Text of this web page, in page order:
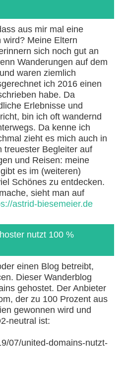
aus mir mal eine
wird? Meine Eltern
sich noch gut an
Wanderungen auf dem
waren ziemlich
ich 2016 einen
habe. Da
Erlebnisse und
bin ich oft wandernd
Da kenne ich
zieht es mich auch in
treuester Begleiter auf
und Reisen: meine
es im (weiteren)
Schönes zu entdecken.
sieht man auf
astrid-biesemeier.de
nutzt 100 %
einen Blog betreibt,
Dieser Wanderblog
gehostet. Der Anbieter
der zu 100 Prozent aus
gewonnen wird und
neutral ist:
07/united-domains-nutzt-